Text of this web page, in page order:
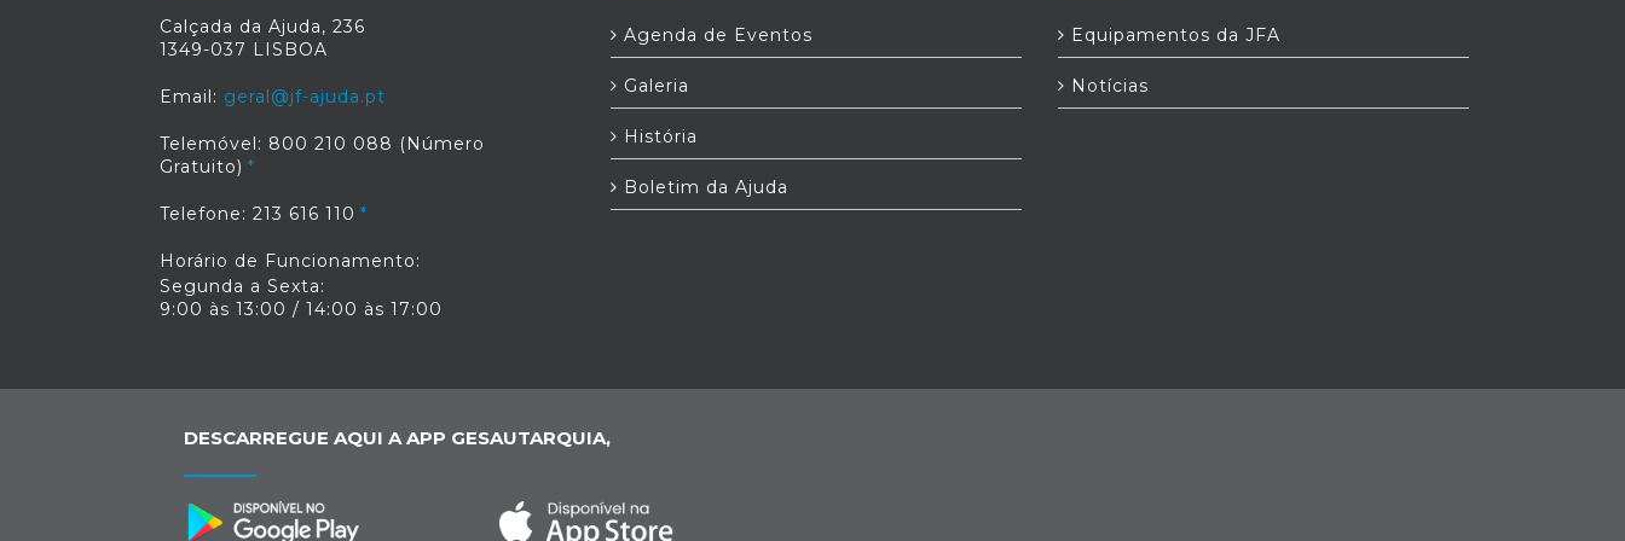
Calçada da Ajuda, 236
1349-037 LISBOA
Email: geral@jf-ajuda.pt
Telemóvel: 800 210 088 (Número
Gratuito)
Telefone: 213 616 110
Horário de Funcionamento:
Segunda a Sexta:
9:00 às 13:00 / 14:00 às 17:00
Agenda de Eventos
Galeria
História
Boletim da Ajuda
Equipamentos da JFA
Notícias
DESCARREGUE AQUI A APP GESAUTARQUIA,